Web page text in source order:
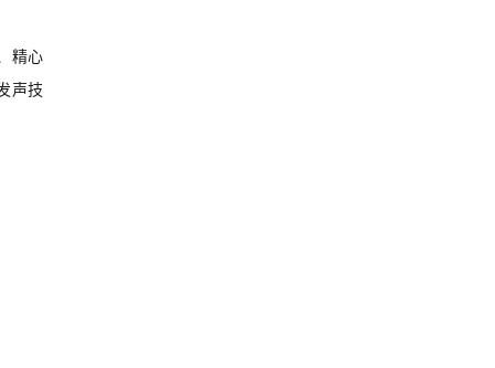
精心
声技